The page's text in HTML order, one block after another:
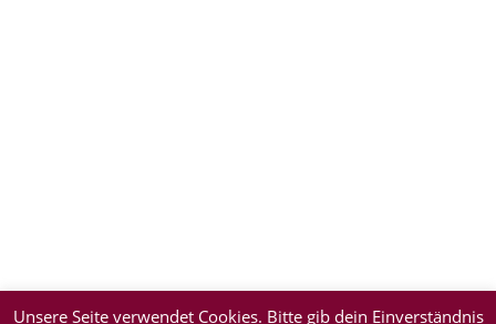
Unsere Seite verwendet Cookies. Bitte gib dein Einverständnis